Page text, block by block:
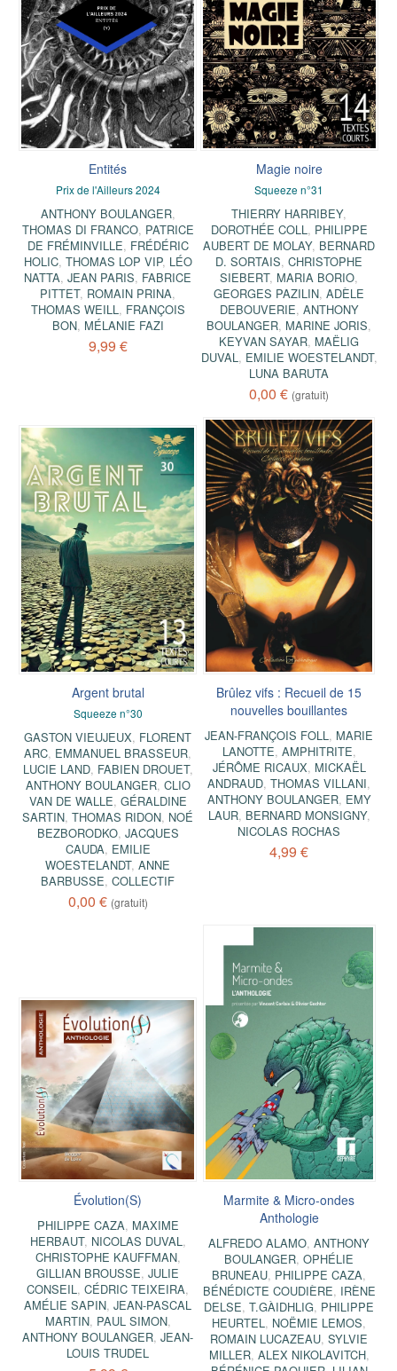
Entités
Prix de l'Ailleurs 2024
ANTHONY BOULANGER,
THOMAS DI FRANCO, PATRICE
DE FRÉMINVILLE, FRÉDÉRIC
HOLIC, THOMAS LOP VIP, LÉO
NATTA,JEAN PARIS, FABRICE
PITTET, ROMAIN PRINA,
THOMAS WEILL, FRANÇOIS
BON, MÉLANIE FAZI
9,99 €
Magie noire
Squeeze n°31
THIERRY HARRIBEY,
DOROTHÉE COLL, PHILIPPE
AUBERT DE MOLAY, BERNARD
D. SORTAIS,CHRISTOPHE
SIEBERT, MARIA BORIO,
GEORGES PAZILIN,ADÈLE
DEBOUVERIE, ANTHONY
BOULANGER, MARINE JORIS,
KEYVAN SAYAR, MAËLIG
DUVAL, EMILIE WOESTELANDT,
LUNA BARUTA
0,00 € (gratuit)
Argent brutal
Squeeze n°30
GASTON VIEUJEUX, FLORENT
ARC, EMMANUEL BRASSEUR,
LUCIE LAND, FABIEN DROUET,
ANTHONY BOULANGER, CLIO
VAN DE WALLE, GÉRALDINE
SARTIN,THOMAS RIDON, NOÉ
BEZBORODKO, JACQUES
CAUDA, EMILIE
WOESTELANDT,ANNE
BARBUSSE,COLLECTIF
0,00 € (gratuit)
Brûlez vifs : Recueil de 15
nouvelles bouillantes
JEAN-FRANÇOIS FOLL, MARIE
LANOTTE, AMPHITRITE,
JÉRÔME RICAUX, MICKAËL
ANDRAUD,THOMAS VILLANI,
ANTHONY BOULANGER, EMY
LAUR, BERNARD MONSIGNY,
NICOLAS ROCHAS
4,99 €
Évolution(S)
PHILIPPE CAZA, MAXIME
HERBAUT, NICOLAS DUVAL,
CHRISTOPHE KAUFFMAN,
GILLIAN BROUSSE,JULIE
CONSEIL,CÉDRIC TEIXEIRA,
AMÉLIE SAPIN,JEAN-PASCAL
MARTIN, PAUL SIMON,
ANTHONY BOULANGER,JEAN-
LOUIS TRUDEL
Marmite & Micro-ondes
Anthologie
ALFREDO ALAMO,ANTHONY
BOULANGER,OPHÉLIE
BRUNEAU, PHILIPPE CAZA,
BÉNÉDICTE COUDIÈRE, IRÈNE
DELSE,T.GÀIDHLIG, PHILIPPE
HEURTEL, NOËMIE LEMOS,
ROMAIN LUCAZEAU,SYLVIE
MILLER, ALEX NIKOLAVITCH,